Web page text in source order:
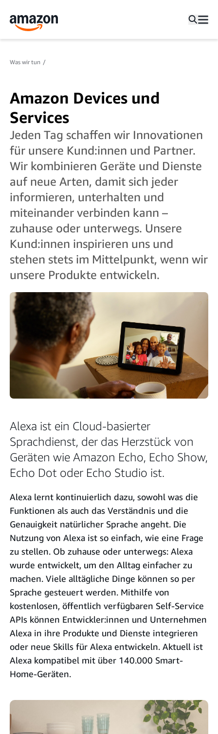
Was wir tun
Amazon Devices und
Services
Jeden Tag schaffen wir Innovationen
für unsere Kund:innen und Partner.
Wir kombinieren Geräte und Dienste
auf neue Arten, damit sich jeder
informieren, unterhalten und
miteinander verbinden kann –
zuhause oder unterwegs. Unsere
Kund:innen inspirieren uns und
stehen stets im Mittelpunkt, wenn wir
unsere Produkte entwickeln.
Alexa ist ein Cloud-basierter
Sprachdienst, der das Herzstück von
Geräten wie Amazon Echo, Echo Show,
Echo Dot oder Echo Studio ist.
Alexa lernt kontinuierlich dazu, sowohl was die
Funktionen als auch das Verständnis und die
Genauigkeit natürlicher Sprache angeht. Die
Nutzung von Alexa ist so einfach, wie eine Frage
zu stellen. Ob zuhause oder unterwegs: Alexa
wurde entwickelt, um den Alltag einfacher zu
machen. Viele alltägliche Dinge können so per
Sprache gesteuert werden. Mithilfe von
kostenlosen, öffentlich verfügbaren Self-Service
APIs können Entwickler:innen und Unternehmen
Alexa in ihre Produkte und Dienste integrieren
oder neue Skills für Alexa entwickeln. Aktuell ist
Alexa kompatibel mit über 140.000 Smart-
Home-Geräten.